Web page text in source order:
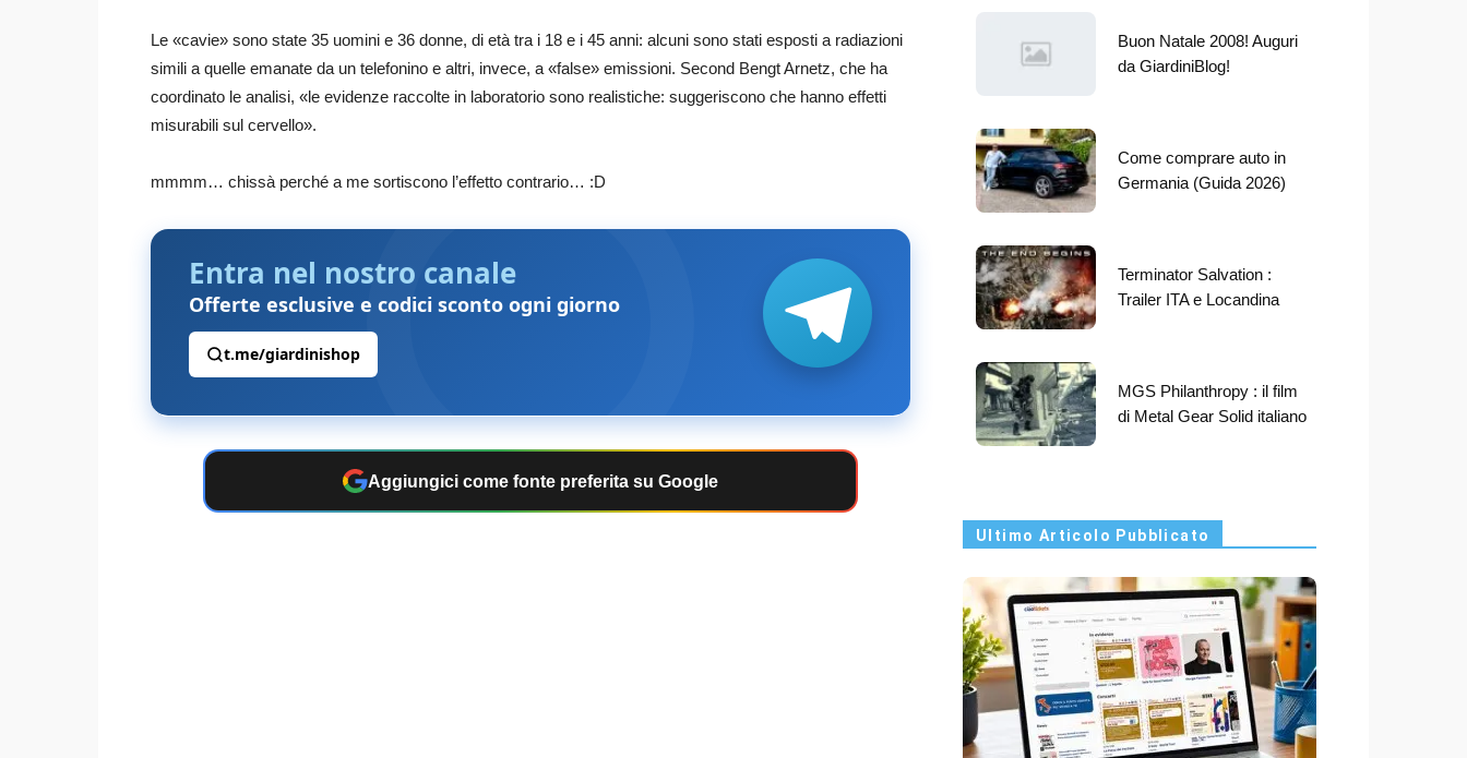
Le «cavie» sono state 35 uomini e 36 donne, di età tra i 18 e i 45 anni: alcuni sono stati esposti a radiazioni
simili a quelle emanate da un telefonino e altri, invece, a «false» emissioni. Second Bengt Arnetz, che ha
coordinato le analisi, «le evidenze raccolte in laboratorio sono realistiche: suggeriscono che hanno effetti
misurabili sul cervello».
mmmm… chissà perché a me sortiscono l’effetto contrario… :D
Entra nel nostro canale
Offerte esclusive e codici sconto ogni giorno
t.me/giardinishop
Aggiungici come fonte preferita su Google
Buon Natale 2008! Auguri
da GiardiniBlog!
Come comprare auto in
Germania (Guida 2026)
Terminator Salvation :
Trailer ITA e Locandina
MGS Philanthropy : il film
di Metal Gear Solid italiano
Ultimo Articolo Pubblicato